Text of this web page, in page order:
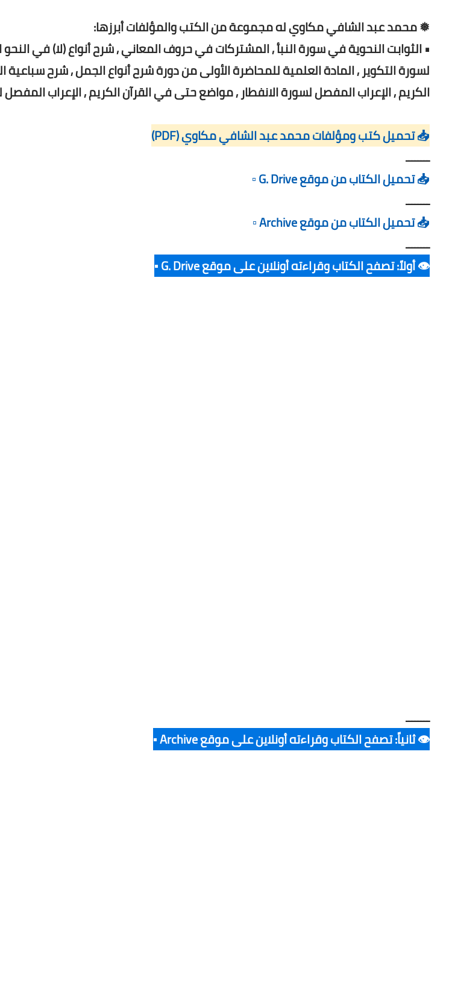
❅ محمد عبد الشافي مكاوي له مجموعة من الكتب والمؤلفات أبرزها:
• الثوابت النحوية في سورة النبأ , المشتركات في حروف المعاني , شرح أنواع (لا) في
لسورة التكوير , المادة العلمية للمحاضرة الأولى من دورة شرح أنواع الجمل , شرح
الكريم , الإعراب المفصل لسورة الانفطار , مواضع حتى في القرآن الكريم , الإعراب المفصل
📥 تحميل كتب ومؤلفات محمد عبد الشافي مكاوي (PDF)
ــــــــ
📥 تحميل الكتاب من موقع G. Drive ▫️
ــــــــ
📥 تحميل الكتاب من موقع Archive ▫️
ــــــــ
👁️ أولاً: تصفح الكتاب وقراءته أونلاين على موقع G. Drive ▪️
ــــــــ
👁️ ثانياً: تصفح الكتاب وقراءته أونلاين على موقع Archive ▪️